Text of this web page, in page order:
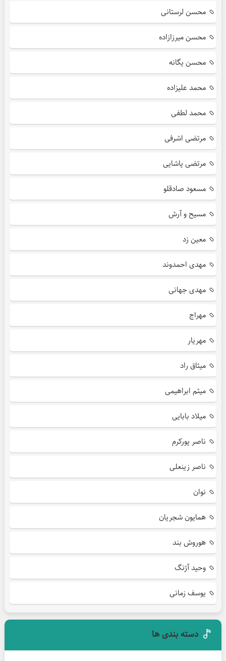
محسن لرستانی
محسن میرزازاده
محسن یگانه
محمد علیزاده
محمد لطفی
مرتضی اشرفی
مرتضی پاشایی
مسعود صادقلو
مسیح و آرش
معین زد
مهدی احمدوند
مهدی جهانی
مهراج
مهریار
میثاق راد
میثم ابراهیمی
میلاد بابایی
ناصر پورکرم
ناصر زینعلی
نوان
همایون شجریان
هوروش بند
وحید آژنگ
یوسف زمانی
دسته بندی ها